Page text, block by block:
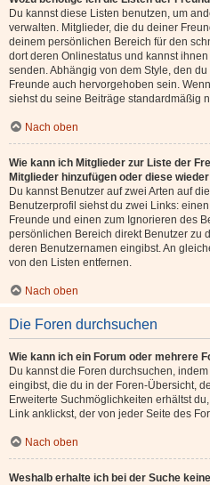
Du kannst diese Listen benutzen, um
verwalten. Mitglieder, die du deiner
deinem persönlichen Bereich für den
dort deren Onlinestatus und kannst
senden. Abhängig von dem Style, den
Freunde auch hervorgehoben sein.
siehst du seine Beiträge standardmäßig
Nach oben
Wie kann ich Mitglieder zur Liste der
Mitglieder hinzufügen oder diese
Du kannst Benutzer auf zwei Arten auf
Benutzerprofil siehst du zwei Links:
Freunde und einen zum Ignorieren des
persönlichen Bereich direkt Benutzer zu
deren Benutzernamen eingibst. An
von den Listen entfernen.
Nach oben
Die Foren durchsuchen
Wie kann ich ein Forum oder mehrere
Du kannst die Foren durchsuchen,
eingibst, die du in der Foren-Übersicht,
Erweiterte Suchmöglichkeiten erhältst
Link anklickst, der von jeder Seite des
Nach oben
Weshalb erhalte ich bei der Suche